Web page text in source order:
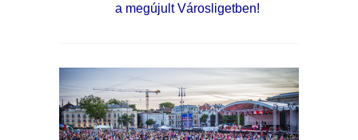
a megújult Városligetben!